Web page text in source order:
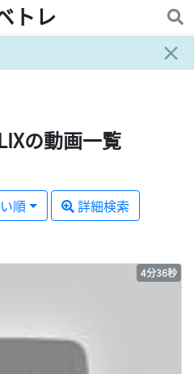
トレ
×
の動画一覧
順 詳細検索
4分36秒